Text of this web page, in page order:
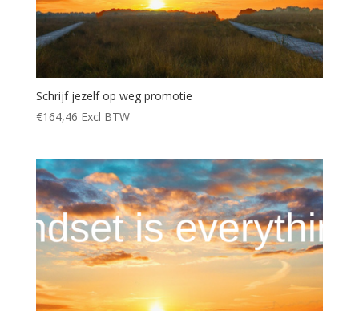
Schrijf jezelf op weg promotie
€164,46 Excl BTW